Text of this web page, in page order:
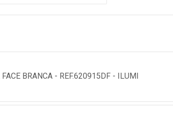
BRANCA - REF.620915DF - ILUMI